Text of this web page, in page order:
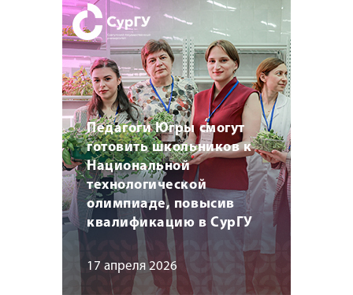
Педагоги Югры смогут
готовить школьников к
Национальной
технологической
олимпиаде, повысив
квалификацию в СурГУ
17 апреля 2026